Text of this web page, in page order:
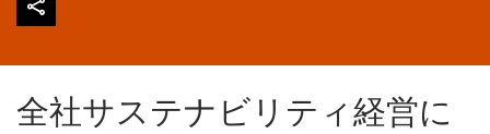
全社サステナビリティ経営に